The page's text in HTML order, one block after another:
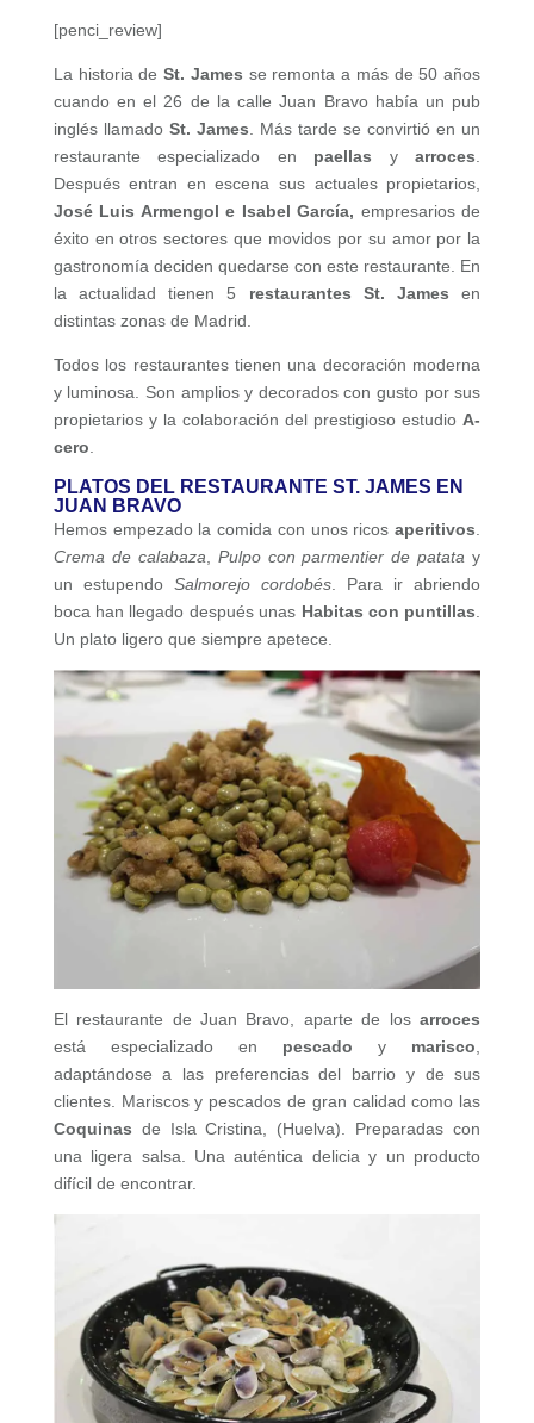
[penci_review]
La historia deSt. James se remonta a más de 50 años
cuando en el 26 de la calle Juan Bravo había un pub
inglés llamado St. James . Más tarde se convirtió en un
restaurante especializado en paellas yarroces
Después entran en escena sus actuales propietarios,
José Luis Armengol e Isabel García, empresarios de
éxito en otros sectores que movidos por su amor por la
gastronomía deciden quedarse con este restaurante. En
la actualidad tienen 5 restaurantes St. James en
distintas zonas de Madrid.
Todos los restaurantes tienen una decoración moderna
y luminosa. Son amplios y decorados con gusto por sus
propietarios y la colaboración del prestigioso estudio A-
cero
PLATOS DEL RESTAURANTE ST. JAMES EN
JUAN BRAVO
Hemos empezado la comida con unos ricosaperitivos
Crema de calabaza
Pulpo con parmentier de patata y
un estupendo Salmorejo cordobés . Para ir abriendo
boca han llegado después unas Habitas con puntillas
Un plato ligero que siempre apetece.
El restaurante de Juan Bravo, aparte de losarroces
está especializado en pescado y marisco,
adaptándose a las preferencias del barrio y de sus
clientes. Mariscos y pescados de gran calidad como las
Coquinas de Isla Cristina, (Huelva). Preparadas con
una ligera salsa. Una auténtica delicia y un producto
difícil de encontrar.